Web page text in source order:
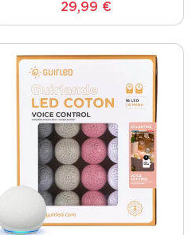
29,99 €